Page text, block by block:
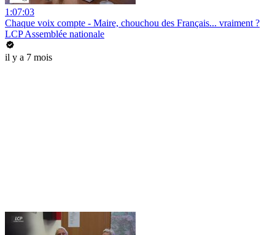
1:07:03
Chaque voix compte - Maire, chouchou des Français... vraiment ?
LCP Assemblée nationale
il y a 7 mois